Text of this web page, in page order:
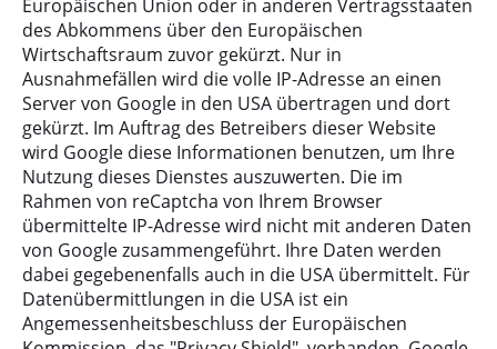
Europäischen Union oder in anderen Vertragsstaaten
des Abkommens über den Europäischen
Wirtschaftsraum zuvor gekürzt. Nur in
Ausnahmefällen wird die volle IP-Adresse an einen
Server von Google in den USA übertragen und dort
gekürzt. Im Auftrag des Betreibers dieser Website
wird Google diese Informationen benutzen, um Ihre
Nutzung dieses Dienstes auszuwerten. Die im
Rahmen von reCaptcha von Ihrem Browser
übermittelte IP-Adresse wird nicht mit anderen Daten
von Google zusammengeführt. Ihre Daten werden
dabei gegebenenfalls auch in die USA übermittelt. Für
Datenübermittlungen in die USA ist ein
Angemessenheitsbeschluss der Europäischen